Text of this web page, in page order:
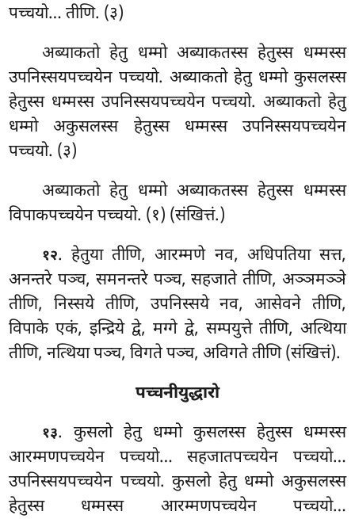
पच्चयो… तीणि. (३)
अब्याकतो हेतु धम्मो अब्याकतस्स हेतुस्स धम्मस्स
उपनिस्सयपच्चयेन पच्चयो. अब्याकतो हेतु धम्मो कुसलस्स
हेतुस्स धम्मस्स उपनिस्सयपच्चयेन पच्चयो. अब्याकतो हेतु
धम्मो अकुसलस्स हेतुस्स धम्मस्स उपनिस्सयपच्चयेन
पच्चयो. (३)
अब्याकतोहेतु धम्मो अब्याकतस्स हेतुस्स धम्मस्स
विपाकपच्चयेन पच्चयो. (१) (संखित्तं.)
१२. हेतुया तीणि, आरम्मणे नव, अधिपतिया सत्त,
अनन्तरे पञ्च, समनन्तरे पञ्च, सहजाते तीणि, अञ्ञमञ्ञे
तीणि, निस्सये तीणि, उपनिस्सये नव, आसेवने तीणि,
विपाके एकं, इन्द्रिये द्वे, मग्गे द्वे, सम्पयुत्ते तीणि, अत्थिया
तीणि, नत्थिया पञ्च, विगते पञ्च, अविगते तीणि (संखित्तं).
पच्चनीयुद्धारो
१३. कुसलो हेतु धम्मो कुसलस्स हेतुस्स धम्मस्स
आरम्मणपच्चयेन पच्चयो… सहजातपच्चयेन पच्चयो…
उपनिस्सयपच्चयेन पच्चयो. कुसलो हेतु धम्मो अकुसलस्स
हेतुस्स धम्मस्स आरम्मणपच्चयेन पच्चयो…